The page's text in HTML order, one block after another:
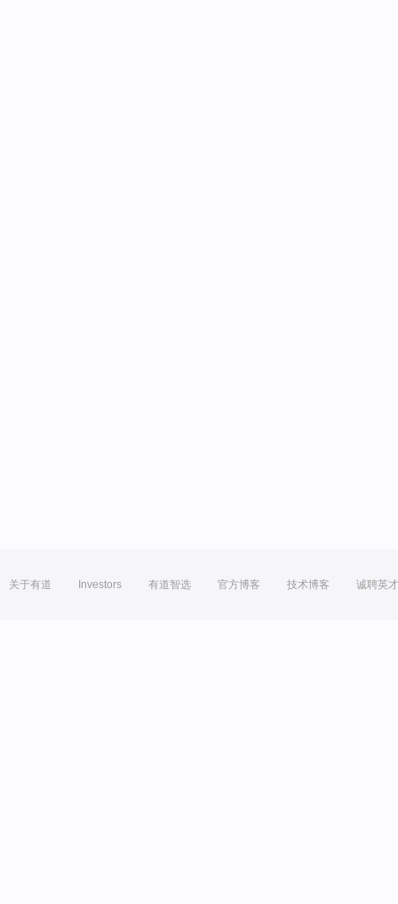
关于有道 Investors 有道智选 官方博客 技术博客 诚聘英才